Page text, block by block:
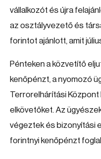
vállalkozót és újra
az osztályvezető és
forintot ajánlott, amit
Pénteken a közvetítő
kenőpénzt, a nyomozó
Terrorelhárítási
elkövetőket. Az
végeztek és bizonyítási
forintnyi kenőpénzt